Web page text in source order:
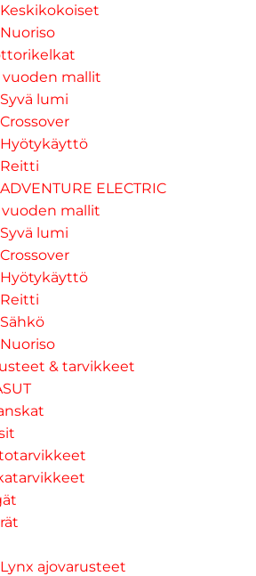
Keskikokoiset
Nuoriso
vuoden mallit
Syvä lumi
Crossover
Hyötykäyttö
Reitti
ADVENTURE ELECTRIC
vuoden mallit
Syvä lumi
Crossover
Hyötykäyttö
Reitti
Sähkö
Nuoriso
& tarvikkeet
Lynx ajovarusteet